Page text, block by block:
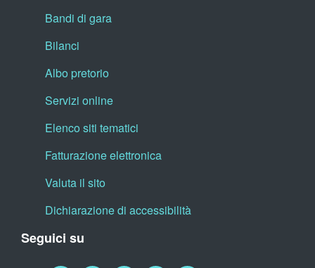
Bandi di gara
Bilanci
Albo pretorio
Servizi online
Elenco siti tematici
Fatturazione elettronica
Valuta il sito
Dichiarazione di accessibilità
Seguici su